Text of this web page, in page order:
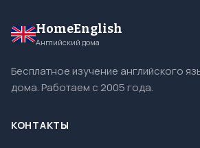
HomeEnglish
Английский дома
Бесплатное изучение английского
дома. Работаем с 2005 года.
КОНТАКТЫ